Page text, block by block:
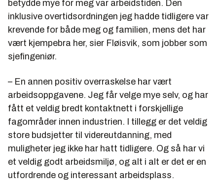
betydde mye for meg var arbeidstiden. Den
inklusive overtidsordningen jeg hadde tidligere var
krevende for både meg og familien, mens det har
vært kjempebra her, sier Fløisvik, som jobber som
sjefingeniør.
– En annen positiv overraskelse har vært
arbeidsoppgavene. Jeg får velge mye selv, og har
fått et veldig bredt kontaktnett i forskjellige
fagområder innen industrien. I tillegg er det veldig
store budsjetter til videreutdanning, med
muligheter jeg ikke har hatt tidligere. Og så har vi
et veldig godt arbeidsmiljø, og alt i alt er det er en
utfordrende og interessant arbeidsplass.